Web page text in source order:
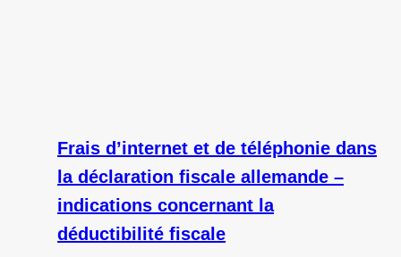
Frais d’internet et de téléphonie dans
la déclaration fiscale allemande –
indications concernant la
déductibilité fiscale